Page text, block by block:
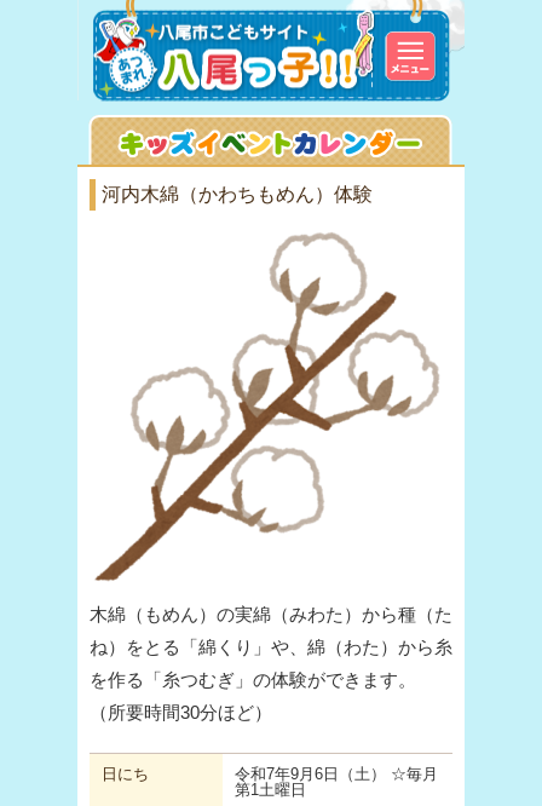
河内木綿（かわちもめん）体験
木綿（もめん）の実綿（みわた）から種（た
ね）をとる「綿くり」や、綿（わた）から糸
を作る「糸つむぎ」の体験ができます。
（所要時間30分ほど）
日にち
令和7年9月6日（土） ☆毎月
第1土曜日